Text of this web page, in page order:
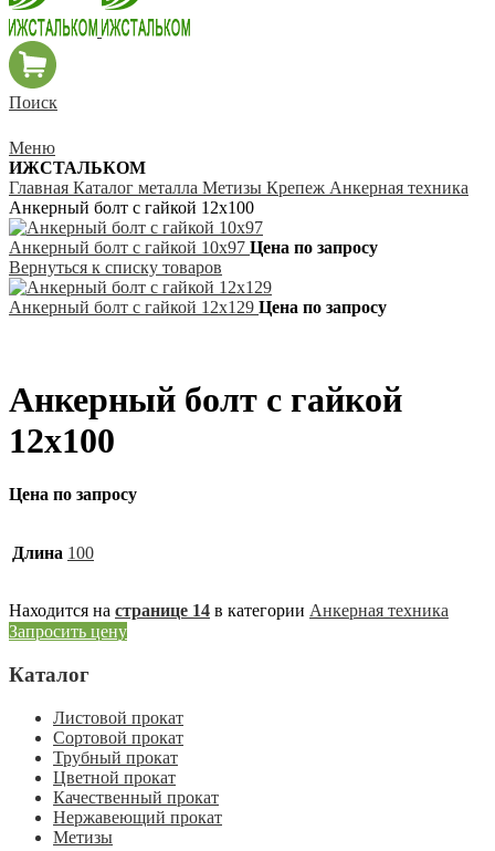
Поиск
Меню
ИЖСТАЛЬКОМ
Главная Каталог металла Метизы Крепеж Анкерная техника
Анкерный болт с гайкой 12х100
Анкерный болт с гайкой 10х97 Цена по запросу
Вернуться к списку товаров
Анкерный болт с гайкой 12х129 Цена по запросу
Анкерный болт с гайкой
12х100
Цена по запросу
Длина 100
Находится на странице 14 в категории Анкерная техника
Запросить цену
Каталог
Листовой прокат
Сортовой прокат
Трубный прокат
Цветной прокат
Качественный прокат
Нержавеющий прокат
Метизы